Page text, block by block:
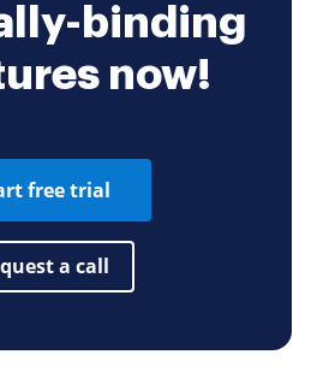
binding
now!
free trial
a call